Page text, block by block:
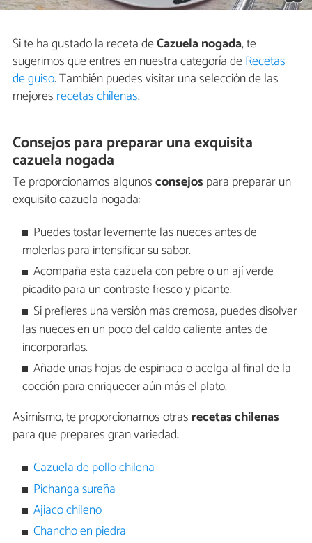
Si te ha gustado la receta deCazuela nogada, te
sugerimos que entres en nuestra categoría deRecetas
de guiso. También puedes visitar una selección de las
mejores recetas chilenas.
Consejos para preparar una exquisita
cazuela nogada
Te proporcionamos algunosconsejos para preparar un
exquisito cazuela nogada:
Puedes tostar levemente las nueces antes de
molerlas para intensificar su sabor.
Acompaña esta cazuela con pebre o un ají verde
picadito para un contraste fresco y picante.
Si prefieres una versión más cremosa, puedes disolver
las nueces en un poco del caldo caliente antes de
incorporarlas.
Añade unas hojas de espinaca o acelga al final de la
cocción para enriquecer aún más el plato.
Asimismo, te proporcionamos otras recetas chilenas
para que prepares gran variedad:
Cazuela de pollo chilena
Pichanga sureña
Ajiaco chileno
Chancho en piedra